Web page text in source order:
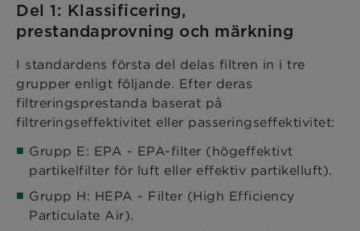
Del 1: Klassificering,
prestandaprovning och märkning
I standardens första del delas filtren in i tre
grupper enligt följande. Efter deras
filtreringsprestanda baserat på
filtreringseffektivitet eller passeringseffektivitet:
Grupp E: EPA - EPA-filter (högeffektivt
partikelfilter för luft eller effektiv partikelluft).
Grupp H: HEPA - Filter (High Efficiency
Particulate Air).